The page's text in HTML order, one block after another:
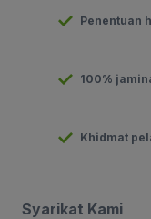
Penentuan
100%
Khidmat
Syarikat Kami